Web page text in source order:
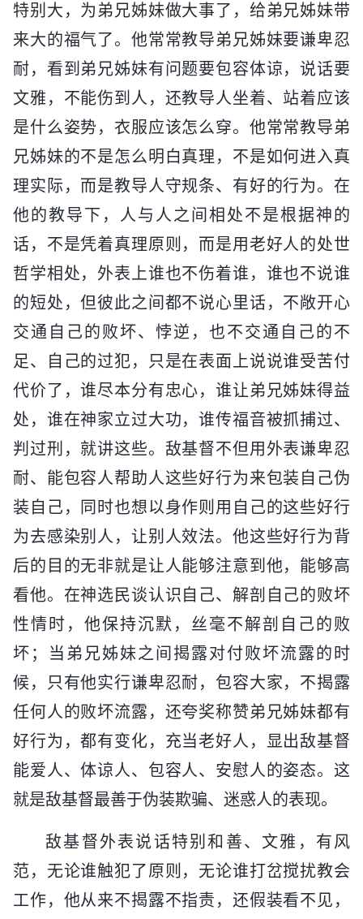
特别大，为弟兄姊妹做大事了，给弟兄姊妹带
来大的福气了。他常常教导弟兄姊妹要谦卑忍
耐，看到弟兄姊妹有问题要包容体谅，说话要
文雅，不能伤到人，还教导人坐着、站着应该
是什么姿势，衣服应该怎么穿。他常常教导弟
兄姊妹的不是怎么明白真理，不是如何进入真
理实际，而是教导人守规条、有好的行为。在
他的教导下，人与人之间相处不是根据神的
话，不是凭着真理原则，而是用老好人的处世
哲学相处，外表上谁也不伤着谁，谁也不说谁
的短处，但彼此之间都不说心里话，不敞开心
交通自己的败坏、悖逆，也不交通自己的不
足、自己的过犯，只是在表面上说说谁受苦付
代价了，谁尽本分有忠心，谁让弟兄姊妹得益
处，谁在神家立过大功，谁传福音被抓捕过、
判过刑，就讲这些。敌基督不但用外表谦卑忍
耐、能包容人帮助人这些好行为来包装自己伪
装自己，同时也想以身作则用自己的这些好行
为去感染别人，让别人效法。他这些好行为背
后的目的无非就是让人能够注意到他，能够高
看他。在神选民谈认识自己、解剖自己的败坏
性情时，他保持沉默，丝毫不解剖自己的败
坏；当弟兄姊妹之间揭露对付败坏流露的时
候，只有他实行谦卑忍耐，包容大家，不揭露
任何人的败坏流露，还夸奖称赞弟兄姊妹都有
好行为，都有变化，充当老好人，显出敌基督
能爱人、体谅人、包容人、安慰人的姿态。这
就是敌基督最善于伪装欺骗、迷惑人的表现。
敌基督外表说话特别和善、文雅，有风
范，无论谁触犯了原则，无论谁打岔搅扰教会
工作，他从来不揭露不指责，还假装看不见，